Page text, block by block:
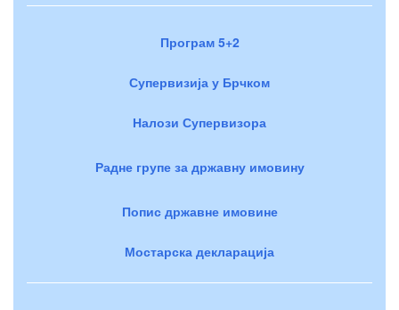
Програм 5+2
Супервизија у Брчком
Налози Супервизора
Радне групе за државну имовину
Попис државне имовине
Мостарска декларација